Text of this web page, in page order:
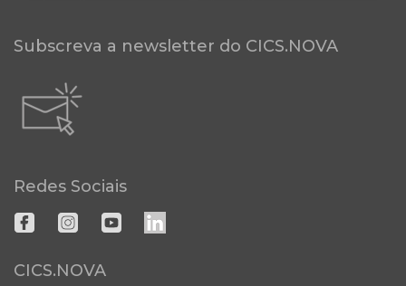
Subscreva a newsletter do CICS.NOVA
Redes Sociais
CICS.NOVA